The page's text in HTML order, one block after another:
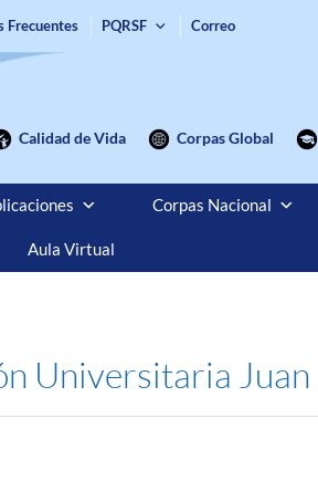
Frecuentes PQRSF Correo
Calidad de Vida Corpas Global
Corpas Nacional
Aula Virtual
Universitaria Juan